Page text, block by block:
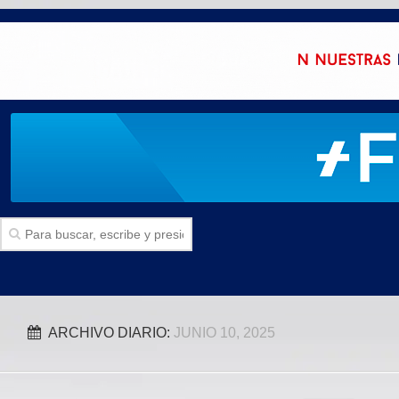
SECCIONES
Politica
ARCHIVO DIARIO: JUNIO 10, 2025